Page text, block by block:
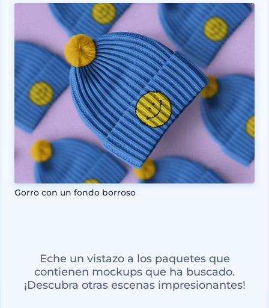
Gorro con un fondo borroso
Eche un vistazo a los paquetes que
contienen mockups que ha buscado.
¡Descubra otras escenas impresionantes!